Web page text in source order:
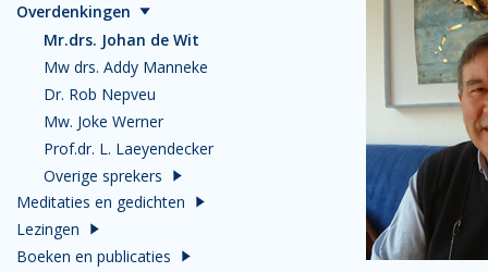
Overdenkingen
Mr.drs. Johan de Wit
Mw drs. Addy Manneke
Dr. Rob Nepveu
Mw. Joke Werner
Prof.dr. L. Laeyendecker
Overige sprekers
Meditaties en gedichten
Lezingen
Boeken en publicaties